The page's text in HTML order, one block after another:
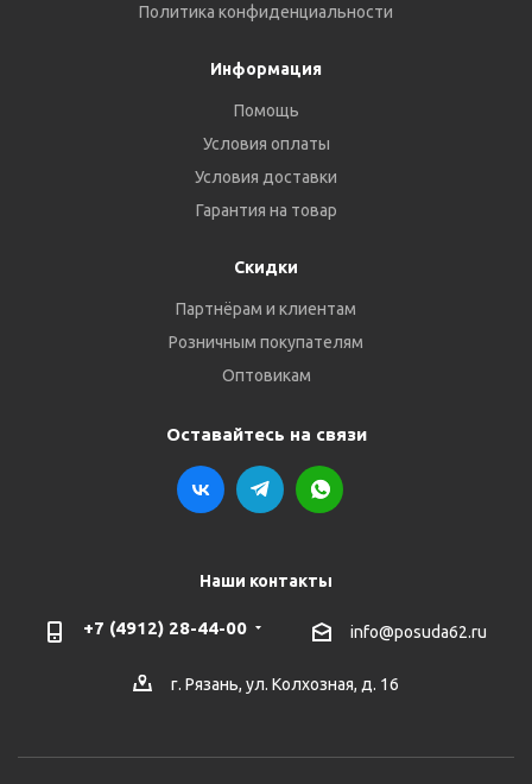
Политика конфиденциальности
Информация
Помощь
Условия оплаты
Условия доставки
Гарантия на товар
Скидки
Партнёрам и клиентам
Розничным покупателям
Оптовикам
Оставайтесь на связи
Наши контакты
+7 (4912) 28-44-00 info@posuda62.ru
г. Рязань, ул. Колхозная, д. 16